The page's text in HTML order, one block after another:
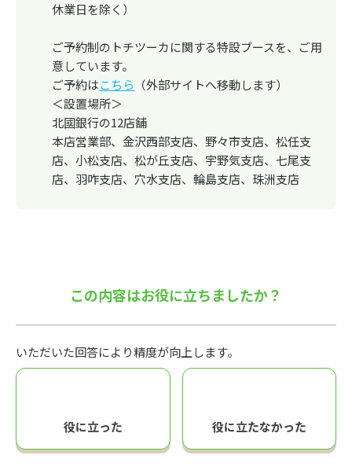
休業日を除く）
ご予約制のトチツーカに関する特設ブースを、ご用
意しています。
ご予約はこちら （外部サイトへ移動します）
＜設置場所＞
北國銀行の12店舗
本店営業部、金沢西部支店、野々市支店、松任支
店、小松支店、松が丘支店、宇野気支店、七尾支
店、羽咋支店、穴水支店、輪島支店、珠洲支店
この内容はお役に立ちましたか？
いただいた回答により精度が向上します。
役に立った 役に立たなかった